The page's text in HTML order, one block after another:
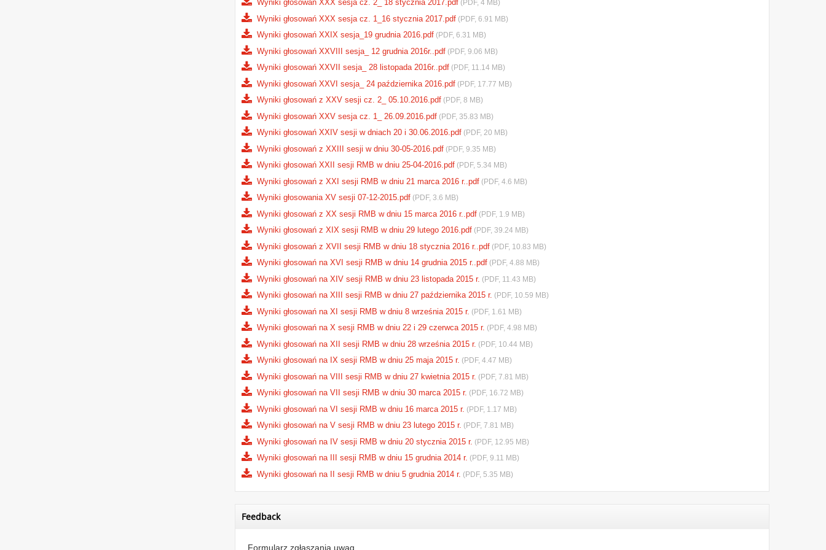
Wyniki głosowań XXX sesja cz. 2_ 18 stycznia 2017.pdf (PDF, 4 MB)
Wyniki głosowań XXX sesja cz. 1_16 stycznia 2017.pdf (PDF, 6.91 MB)
Wyniki głosowań XXIX sesja_19 grudnia 2016.pdf (PDF, 6.31 MB)
Wyniki głosowań XXVIII sesja_ 12 grudnia 2016r..pdf (PDF, 9.06 MB)
Wyniki głosowań XXVII sesja_ 28 listopada 2016r..pdf (PDF, 11.14 MB)
Wyniki głosowań XXVI sesja_ 24 października 2016.pdf (PDF, 17.77 MB)
Wyniki głosowań z XXV sesji cz. 2_ 05.10.2016.pdf (PDF, 8 MB)
Wyniki głosowań XXV sesja cz. 1_ 26.09.2016.pdf (PDF, 35.83 MB)
Wyniki głosowań XXIV sesji w dniach 20 i 30.06.2016.pdf (PDF, 20 MB)
Wyniki głosowań z XXIII sesji w dniu 30-05-2016.pdf (PDF, 9.35 MB)
Wyniki głosowań XXII sesji RMB w dniu 25-04-2016.pdf (PDF, 5.34 MB)
Wyniki głosowań z XXI sesji RMB w dniu 21 marca 2016 r..pdf (PDF, 4.6 MB)
Wyniki głosowania XV sesji 07-12-2015.pdf (PDF, 3.6 MB)
Wyniki głosowań z XX sesji RMB w dniu 15 marca 2016 r..pdf (PDF, 1.9 MB)
Wyniki głosowań z XIX sesji RMB w dniu 29 lutego 2016.pdf (PDF, 39.24 MB)
Wyniki głosowań z XVII sesji RMB w dniu 18 stycznia 2016 r..pdf (PDF, 10.83 MB)
Wyniki głosowań na XVI sesji RMB w dniu 14 grudnia 2015 r..pdf (PDF, 4.88 MB)
Wyniki głosowań na XIV sesji RMB w dniu 23 listopada 2015 r. (PDF, 11.43 MB)
Wyniki głosowań na XIII sesji RMB w dniu 27 października 2015 r. (PDF, 10.59 MB)
Wyniki głosowań na XI sesji RMB w dniu 8 września 2015 r. (PDF, 1.61 MB)
Wyniki głosowań na X sesji RMB w dniu 22 i 29 czerwca 2015 r. (PDF, 4.98 MB)
Wyniki głosowań na XII sesji RMB w dniu 28 września 2015 r. (PDF, 10.44 MB)
Wyniki głosowań na IX sesji RMB w dniu 25 maja 2015 r. (PDF, 4.47 MB)
Wyniki głosowań na VIII sesji RMB w dniu 27 kwietnia 2015 r. (PDF, 7.81 MB)
Wyniki głosowań na VII sesji RMB w dniu 30 marca 2015 r. (PDF, 16.72 MB)
Wyniki głosowań na VI sesji RMB w dniu 16 marca 2015 r. (PDF, 1.17 MB)
Wyniki głosowań na V sesji RMB w dniu 23 lutego 2015 r. (PDF, 7.81 MB)
Wyniki głosowań na IV sesji RMB w dniu 20 stycznia 2015 r. (PDF, 12.95 MB)
Wyniki głosowań na III sesji RMB w dniu 15 grudnia 2014 r. (PDF, 9.11 MB)
Wyniki głosowań na II sesji RMB w dniu 5 grudnia 2014 r. (PDF, 5.35 MB)
Feedback
Formularz zgłaszania uwag.